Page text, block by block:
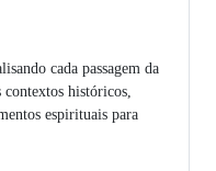
cada passagem da
históricos,
espirituais para